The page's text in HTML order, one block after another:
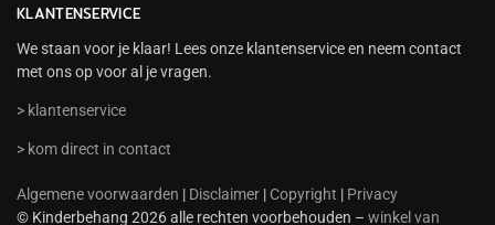
KLANTENSERVICE
We staan voor je klaar! Lees onze klantenservice en neem contact
met ons op voor al je vragen.
> klantenservice
> kom direct in contact
Algemene voorwaarden | Disclaimer | Copyright | Privacy
© Kinderbehang 2026 alle rechten voorbehouden – winkel van